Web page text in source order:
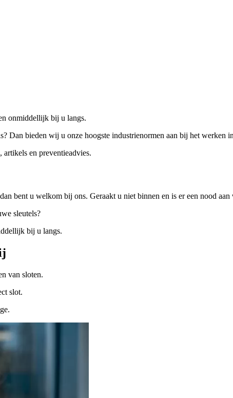
onmiddellijk bij u langs.
Dan bieden wij u onze hoogste industrienormen aan bij het werken
en preventieadvies.
bent u welkom bij ons. Geraakt u niet binnen en is er een nood
sleutels?
bij u langs.
van sloten.
slot.